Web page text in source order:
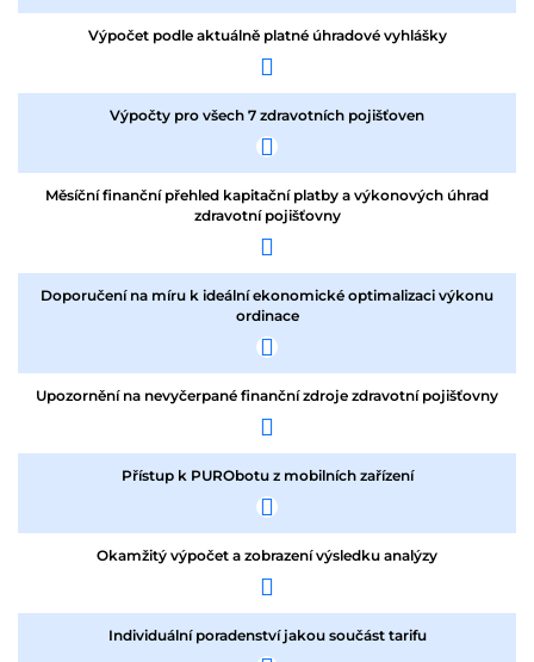
Výpočet podle aktuálně platné úhradové vyhlášky
Výpočty pro všech 7 zdravotních pojišťoven
Měsíční finanční přehled kapitační platby a výkonových úhrad
zdravotní pojišťovny
Doporučení na míru k ideální ekonomické optimalizaci výkonu
ordinace
Upozornění na nevyčerpané finanční zdroje zdravotní pojišťovny
Přístup k PURObotu z mobilních zařízení
Okamžitý výpočet a zobrazení výsledku analýzy
Individuální poradenství jakou součást tarifu